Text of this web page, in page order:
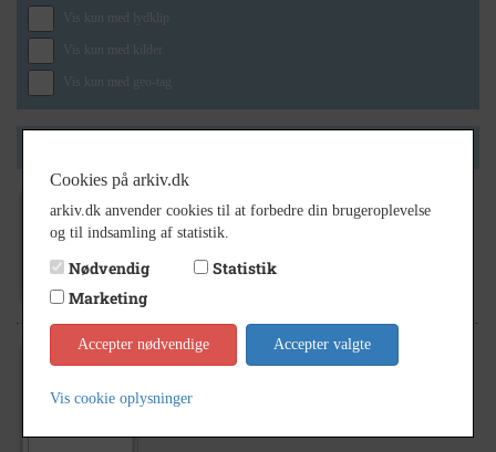
Vis kun med lydklip
Vis kun med kilder
Vis kun med geo-tag
1977- 1978
Brenderup Realskole Skolefest 1977-78,
Brenderup sogn
1977- 1978
Brenderup Realskole Skolefest 1977-78,
Cookies på arkiv.dk
arkiv.dk anvender cookies til at forbedre din brugeroplevelse
og til indsamling af statistik.
Nødvendig
Statistik
Marketing
Accepter nødvendige Accepter valgte
Vis cookie oplysninger